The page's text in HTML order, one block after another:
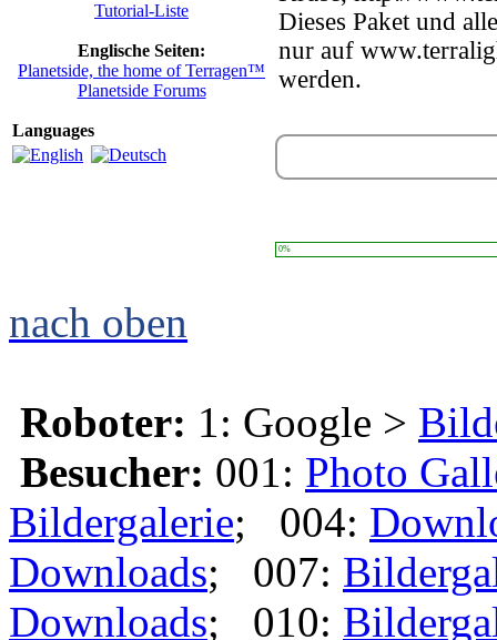
Tutorial-Liste
Englische Seiten:
Planetside, the home of Terragen™
Planetside Forums
Languages
Dieses Paket und
nur auf
werden.
0%
nach oben
Roboter: 1: Google >
Besucher: 001: Photo
Bildergalerie; 004:
Downloads; 007:
Downloads; 010: